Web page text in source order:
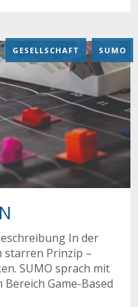
, GESELLSCHAFT , SUMO
In der
starren Prinzip –
SUMO sprach mit
Game-Based